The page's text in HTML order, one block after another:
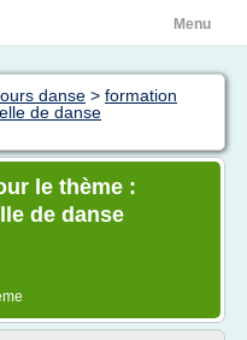
Menu
danse > formation
de danse
le thème :
de danse